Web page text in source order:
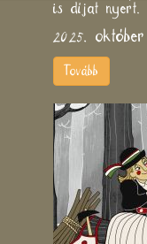
is díjat nyert.
2025.
Tovább